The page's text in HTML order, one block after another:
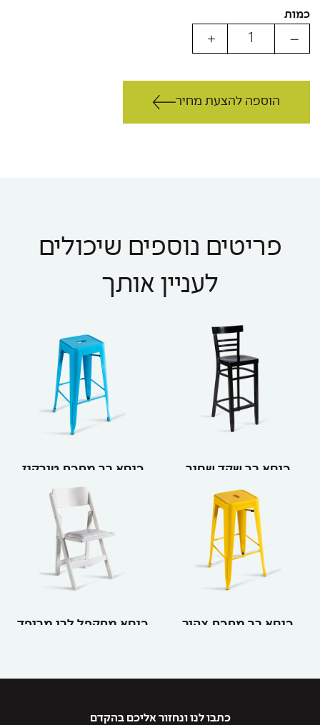
כמות
הוספה להצעת מחיר
פריטים נוספים שיכולים
לעניין אותך
כיסא בר שקד שחור כיסא בר מתכת טורקיז
כיסא בר מתכת צהוב כיסא מתקפל לבן מרופד
כתבו לנו ונחזור אליכם בהקדם